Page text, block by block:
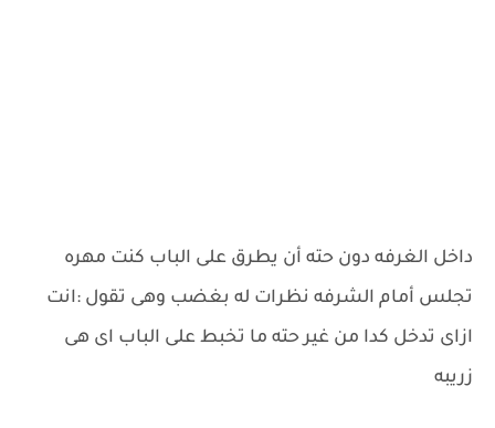
داخل الغرفه دون حته أن يطرق على الباب كنت مهره
تجلس أمام الشرفه نظرات له بغضب وهى تقول :انت
ازاى تدخل كدا من غير حته ما تخبط على الباب اى هى
زريبه